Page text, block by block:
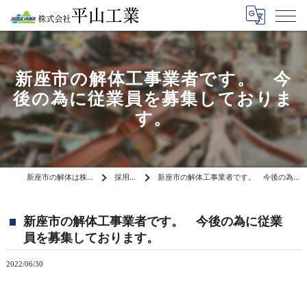
新座市の解体工事業者です。 今
後の為に従業員を募集しておりま
す。
新座市の解体は株式会社平山工業 採用ブログ 新座市の解体工事業者です。 今後の為に従業員を募集しております。
新座市の解体工事業者です。 今後の為に従業
員を募集しております。
2022/06/30